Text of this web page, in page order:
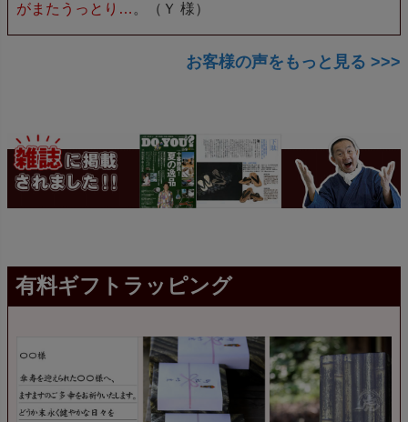
がまたうっとり… 。（Ｙ 様）
お客様の声をもっと見る >>>
有料ギフトラッピング